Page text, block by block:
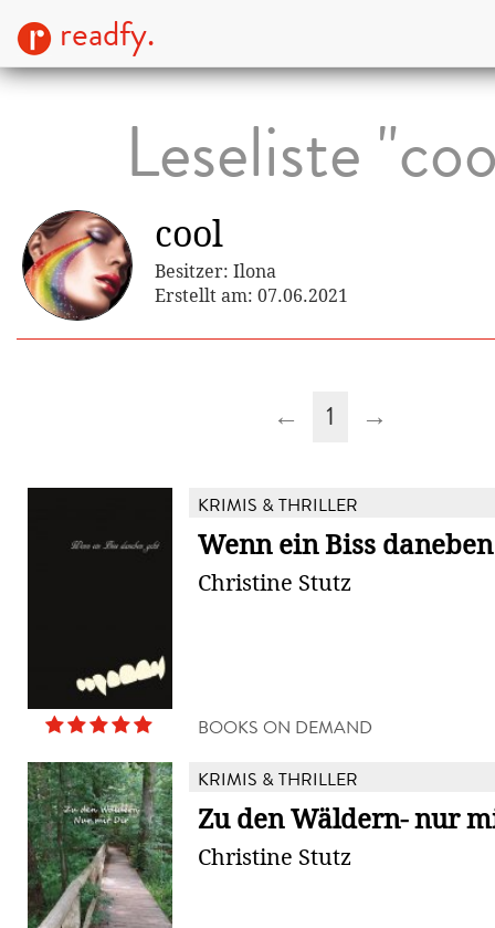
readfy.
Leseliste
cool
Besitzer: Ilona
Erstellt am: 07.06.2021
← 1 →
KRIMIS & THRILLER
Wenn ein Biss
Christine Stutz
BOOKS ON DEMAND
KRIMIS & THRILLER
Zu den Wäldern- nur
Christine Stutz